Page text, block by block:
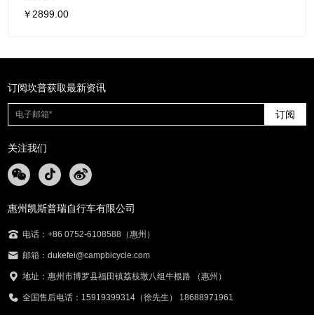
￥2899.00
订阅坎普获取最新资讯
订阅
关注我们
惠州凯斯普瑞自行车有限公司
电话：+86 0752-6108588（惠州）
邮箱：dukefei@campbicycle.com
地址：惠州市博罗县福田镇荔枝墩八组牛根路 （惠州）
全国售后电话：15919399314（徐先生） 18688971961